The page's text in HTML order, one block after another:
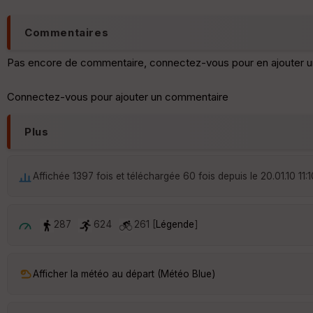
Commentaires
Pas encore de commentaire, connectez-vous pour en ajouter
Connectez-vous pour ajouter un commentaire
Plus
Affichée 1397 fois et téléchargée 60 fois depuis le 20.01.10
287 624 261 [ Légende]
Afficher la météo au départ (Météo Blue)